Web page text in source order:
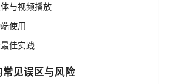
与视频播放
使用
佳实践
常见误区与风险